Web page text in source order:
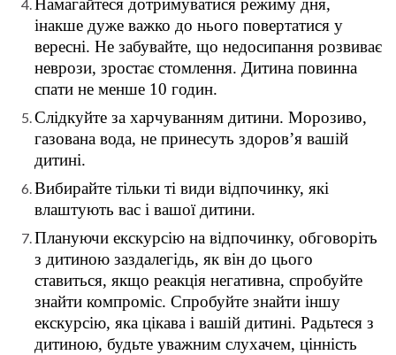
Намагайтеся дотримуватися режиму дня,
інакше дуже важко до нього повертатися у
вересні. Не забувайте, що недосипання розвиває
неврози, зростає стомлення. Дитина повинна
спати не менше 10 годин.
Слідкуйте за харчуванням дитини. Морозиво,
газована вода, не принесуть здоров’я вашій
дитині.
Вибирайте тільки ті види відпочинку, які
влаштують вас і вашої дитини.
Плануючи екскурсію на відпочинку, обговоріть
з дитиною заздалегідь, як він до цього
ставиться, якщо реакція негативна, спробуйте
знайти компроміс. Спробуйте знайти іншу
екскурсію, яка цікава і вашій дитині. Радьтеся з
дитиною, будьте уважним слухачем, цінність